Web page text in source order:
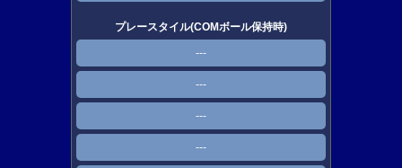
プレースタイル(COMボール保持時)
---
---
---
---